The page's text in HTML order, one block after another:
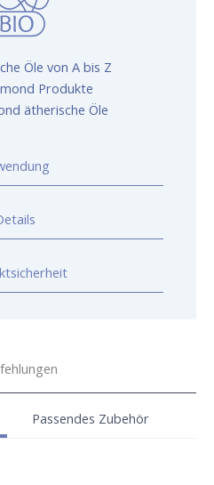
Öle von A bis Z
Produkte
ätherische Öle
Passendes Zubehör